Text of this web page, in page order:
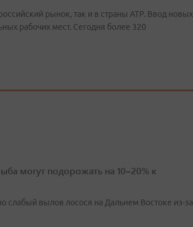
рынок, так и в страны АТР. Ввод новых
рабочих мест. Сегодня более 320
могут подорожать на 10–20% к
слабый вылов лосося на Дальнем Востоке из-за